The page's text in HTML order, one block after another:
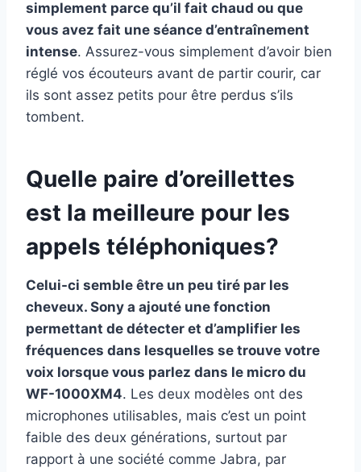
simplement parce qu’il fait chaud ou que
vous avez fait une séance d’entraînement
intense. Assurez-vous simplement d’avoir bien
réglé vos écouteurs avant de partir courir, car
ils sont assez petits pour être perdus s’ils
tombent.
Quelle paire d’oreillettes
est la meilleure pour les
appels téléphoniques?
Celui-ci semble être un peu tiré par les
cheveux. Sony a ajouté une fonction
permettant de détecter et d’amplifier les
fréquences dans lesquelles se trouve votre
voix lorsque vous parlez dans le micro du
WF-1000XM4. Les deux modèles ont des
microphones utilisables, mais c’est un point
faible des deux générations, surtout par
rapport à une société comme Jabra, par